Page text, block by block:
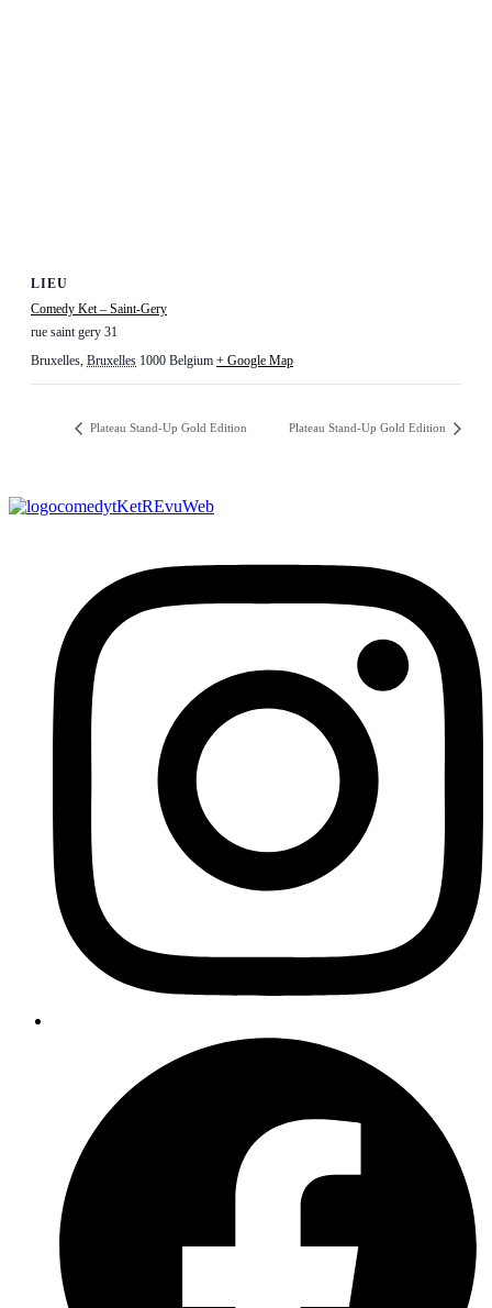
LIEU
Comedy Ket – Saint-Gery
rue saint gery 31
Bruxelles, Bruxelles 1000 Belgium + Google Map
Plateau Stand-Up Gold Edition Plateau Stand-Up Gold Edition